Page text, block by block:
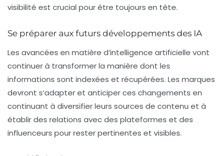
visibilité est crucial pour être toujours en tête.
Se préparer aux futurs développements des IA
Les avancées en matière d’intelligence artificielle vont
continuer à transformer la manière dont les
informations sont indexées et récupérées. Les marques
devront s’adapter et anticiper ces changements en
continuant à diversifier leurs sources de contenu et à
établir des relations avec des plateformes et des
influenceurs pour rester pertinentes et visibles.